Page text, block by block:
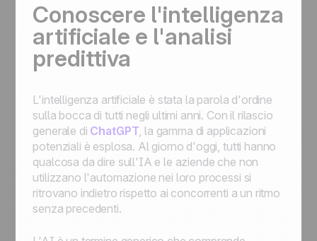
Conoscere l'intelligenza
artificiale e l'analisi
predittiva
L'intelligenza artificiale è stata la parola d'ordine
sulla bocca di tutti negli ultimi anni. Con il rilascio
generale di ChatGPT, la gamma di applicazioni
potenziali è esplosa. Al giorno d'oggi, tutti hanno
qualcosa da dire sull'IA e le aziende che non
utilizzano l'automazione nei loro processi si
ritrovano indietro rispetto ai concorrenti a un ritmo
senza precedenti.